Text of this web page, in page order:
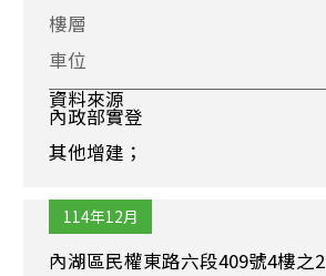
樓層
車位
資料來源
內政部實登
其他增建；
114年12月
內湖區民權東路六段409號4樓之2